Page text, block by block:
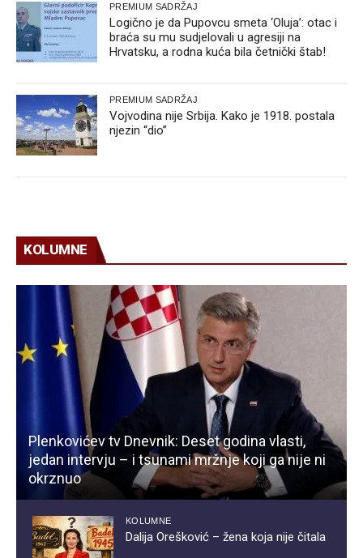
PREMIUM SADRŽAJ
Logično je da Pupovcu smeta ‘Oluja’: otac i
braća su mu sudjelovali u agresiji na
Hrvatsku, a rodna kuća bila četnički štab!
PREMIUM SADRŽAJ
Vojvodina nije Srbija. Kako je 1918. postala
njezin “dio”
KOLUMNE
Plenkovićev tv Dnevnik: Deset godina vlasti,
jedan intervju – i tsunami mržnje koji ga nije ni
okrznuo
KOLUMNE
Dalija Orešković – žena koja nije čitala